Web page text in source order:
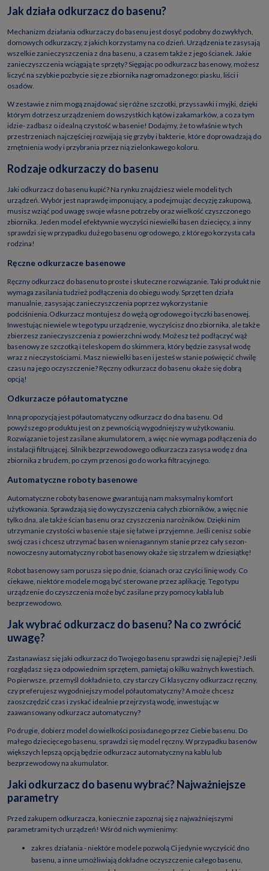
Jak działa odkurzacz do basenu?
Mechanizm działania odkurzaczy do basenu jest dosyć podobny do zwykłych,
domowych odkurzaczy, z jakich korzystamy na co dzień. Urządzenia te zasysają
wszelkie zanieczyszczenia z dna basenu, a czasem także z jego ścianek. Jakie
zanieczyszczenia wciągają te sprzęty? Sięgając po odkurzacz basenowy, możesz
liczyć na szybkie pozbycie się ze zbiornika nagromadzonego: piasku, liści i
osadów.
W zestawie z nim mogą znajdować się różne szczotki, przyssawki i myjki, dzięki
którym dotrzesz urządzeniem do wszystkich kątów i zakamarków, a co za tym
idzie- zadbasz o idealną czystość w basenie! Dodajmy, że to właśnie w tych
przestrzeniach najczęściej rozwijają się grzyby i bakterie, które doprowadzają do
zmętnienia wody i przybrania przez nią zielonkawego koloru.
Rodzaje odkurzaczy do basenu
Jaki odkurzacz do basenu kupić? Na rynku znajdziesz wiele modeli tych
urządzeń. Wybór jest naprawdę imponujący, a podejmując decyzję zakupową,
musisz wziąć pod uwagę swoje własne potrzeby oraz wielkość czyszczonego
zbiornika. Jeden model efektywnie wyczyści niewielki basen dziecięcy, a inny
sprawdzi się w przypadku dużego basenu ogrodowego, z którego korzysta cała
rodzina!
Ręczne odkurzacze basenowe
Ręczny odkurzacz do basenu to proste i skuteczne rozwiązanie. Taki produkt nie
wymaga zasilania tudzież podłączenia do obiegu wody. Sprzęt ten działa
manualnie, zasysając zanieczyszczenia poprzez wykorzystanie
podciśnienia.Odkurzacz montujesz do wężą ogrodowego i tyczki basenowej.
Inwestując niewiele w tego typu urządzenie, wyczyścisz dno zbiornika, ale także
zbierzesz zanieczyszczenia z powierzchni wody. Możesz też podłączyć wąż
basenowy ze szczotką i teleskopem do skimmera, który będzie zasysał wodę
wraz z nieczystościami. Masz niewielki basen i jesteś w stanie poświęcić chwilę
czasu na jego oczyszczenie? Ręczny odkurzacz do basenu okaże się dobrą
opcją!
Odkurzacze półautomatyczne
Inną propozycją jest półautomatyczny odkurzacz do dna basenu. Od
powyższego produktu jest on z pewnością wygodniejszy w użytkowaniu.
Rozwiązanie to jest zasilane akumulatorem, a więc nie wymaga podłączenia do
instalacji filtrującej. Silnik bezprzewodowego odkurzacza zasysa wodę z dna
zbiornika z brudem, po czym przenosi go do worka filtracyjnego.
Automatyczne roboty basenowe
Automatyczne roboty basenowe gwarantują nam maksymalny komfort
użytkowania. Sprawdzają się do wyczyszczenia całych zbiorników, a więc nie
tylko dna, ale także ścian basenu oraz czyszczenia narożników. Dzięki nim
utrzymanie czystości w basenie staje się łatwe i przyjemne. Jeśli cenisz sobie
swój czas i chcesz utrzymać basen w nienagannym stanie przez cały sezon-
nowoczesny automatyczny robot basenowy okaże się strzałem w dziesiątkę!
Robot basenowy sam porusza się po dnie, ścianach oraz czyści linię wody. Co
ciekawe, niektóre modele mogą być sterowane przez aplikację. Tego typu
urządzenie do czyszczenia może być zasilane przy pomocy kabla lub
bezprzewodowo.
Jak wybrać odkurzacz do basenu? Na co zwrócić
uwagę?
Zastanawiasz się jaki odkurzacz do Twojego basenu sprawdzi się najlepiej? Jeśli
rozglądasz się za odpowiednim sprzętem, pamiętaj o kilku ważnych kwestiach.
Po pierwsze, przemyśl dokładnie to, czy starczy Ci klasyczny odkurzacz ręczny,
czy preferujesz wygodniejszy model półautomatyczny? A może chcesz
zaoszczędzić czas i zyskać idealnie przejrzystą wodę, inwestując w
zaawansowany odkurzacz automatyczny?
Po drugie, dobierz model do wielkości posiadanego przez Ciebie basenu. Do
małego dziecięcego basenu, sprawdzi się model ręczny. W przypadku basenów
większych lepszą opcją będzie odkurzacz automatyczny na kablu lub
bezprzewodowy na akumulator.
Jaki odkurzacz do basenu wybrać? Najważniejsze
parametry
Przed zakupem odkurzacza, koniecznie zapoznaj się z najważniejszymi
parametrami tych urządzeń! Wśród nich wymienimy:
zakres działania - niektóre modele pozwolą Ci jedynie wyczyścić dno
basenu, a inne umożliwiają dokładne oczyszczenie całego basenu,